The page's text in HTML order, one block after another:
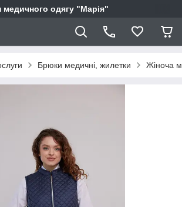
медичного одягу "Марія"
Брюки медичні, жилетки Жіноча